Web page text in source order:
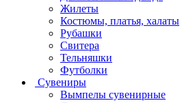
Жилеты
Костюмы, платья, халаты
Рубашки
Свитера
Тельняшки
Футболки
Сувениры
Вымпелы сувенирные